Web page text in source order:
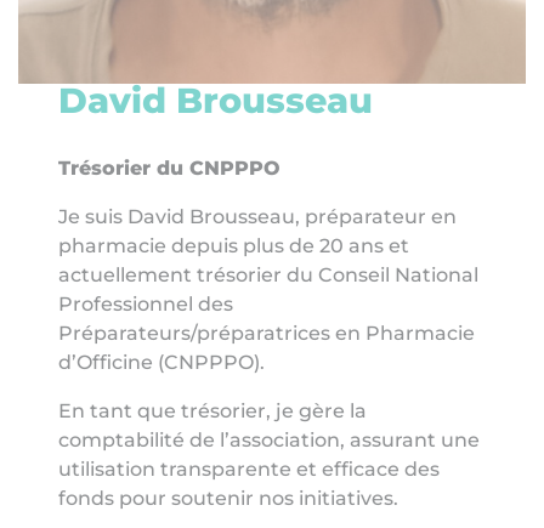
David Brousseau
Trésorier du CNPPPO
Je suis David Brousseau, préparateur en
pharmacie depuis plus de 20 ans et
actuellement trésorier du Conseil National
Professionnel des
Préparateurs/préparatrices en Pharmacie
d’Officine (CNPPPO).
En tant que trésorier, je gère la
comptabilité de l’association, assurant une
utilisation transparente et efficace des
fonds pour soutenir nos initiatives.